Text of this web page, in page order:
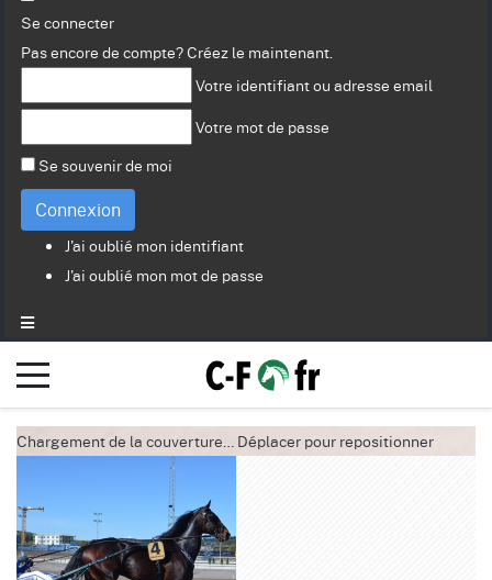
Se connecter
Pas encore de compte? Créez le maintenant.
Votre identifiant ou adresse email
Votre mot de passe
Se souvenir de moi
Connexion
J'ai oublié mon identifiant
J'ai oublié mon mot de passe
Chargement de la couverture… Déplacer pour repositionner